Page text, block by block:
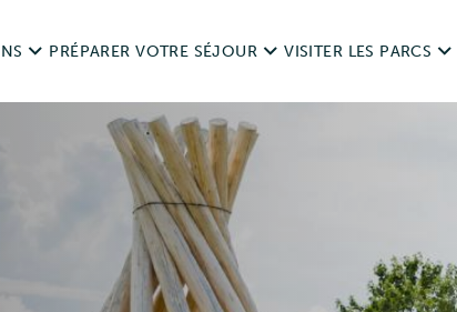
sur les réservations
et remboursements
PRÉPARER VOTRE SÉJOUR
Visiter de manière responsable
Animaux de compagnie dans les parcs
VISITER LES PARCS
Aires de loisirs